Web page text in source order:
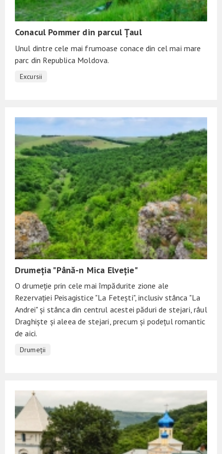
Conacul Pommer din parcul Țaul
Unul dintre cele mai frumoase conace din cel mai mare
parc din Republica Moldova.
Excursii
Drumeția "Până-n Mica Elveție"
O drumeție prin cele mai împădurite zione ale
Rezervației Peisagistice "La Fetești", inclusiv stânca "La
Andrei" și stânca din centrul acestei păduri de stejari, râul
Draghiște și aleea de stejari, precum și podețul romantic
de aici.
Drumeții